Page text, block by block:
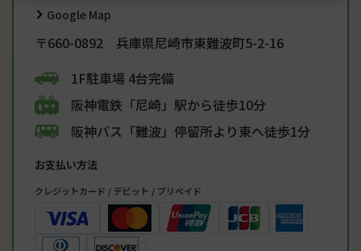
Google Map
〒660-0892 兵庫県尼崎市東難波町5-2-16
1F駐車場 4台完備
阪神電鉄「尼崎」駅から徒歩10分
阪神バス「難波」停留所より東へ徒歩1分
お支払い方法
クレジットカード / デビット / プリペイド